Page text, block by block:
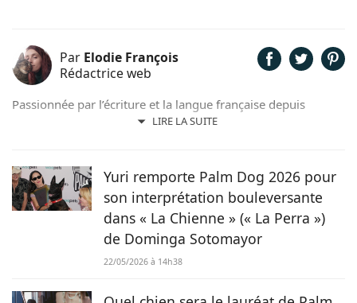
Par Elodie François
Rédactrice web
LIRE LA SUITE
Passionnée par l’écriture et la langue française depuis
toujours, j’aime jouer avec les mots et les faire vivre.
Yuri remporte Palm Dog 2026 pour
son interprétation bouleversante
dans « La Chienne » (« La Perra »)
de Dominga Sotomayor
22/05/2026 à 14h38